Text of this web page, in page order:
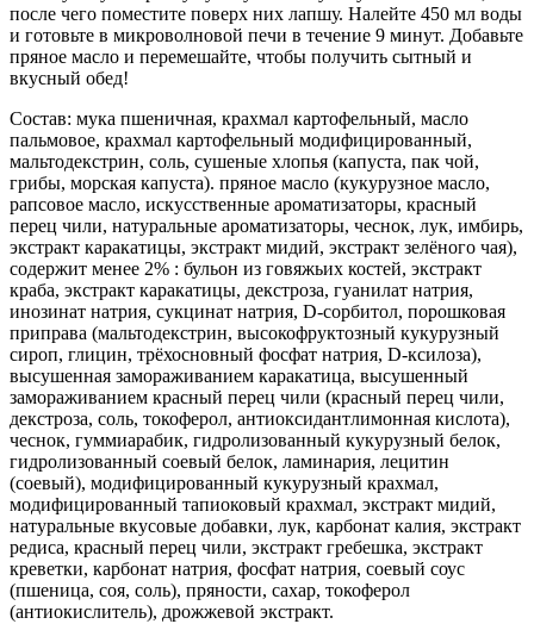
после чего поместите поверх них лапшу. Налейте 450 мл воды
и готовьте в микроволновой печи в течение 9 минут. Добавьте
пряное масло и перемешайте, чтобы получить сытный и
вкусный обед!
Состав: мука пшеничная, крахмал картофельный, масло
пальмовое, крахмал картофельный модифицированный,
мальтодекстрин, соль, сушеные хлопья (капуста, пак чой,
грибы, морская капуста). пряное масло (кукурузное масло,
рапсовое масло, искусственные ароматизаторы, красный
перец чили, натуральные ароматизаторы, чеснок, лук, имбирь,
экстракт каракатицы, экстракт мидий, экстракт зелёного чая),
содержит менее 2% : бульон из говяжьих костей, экстракт
краба, экстракт каракатицы, декстроза, гуанилат натрия,
инозинат натрия, сукцинат натрия, D-сорбитол, порошковая
приправа (мальтодекстрин, высокофруктозный кукурузный
сироп, глицин, трёхосновный фосфат натрия, D-ксилоза),
высушенная замораживанием каракатица, высушенный
замораживанием красный перец чили (красный перец чили,
декстроза, соль, токоферол, антиоксидантлимонная кислота),
чеснок, гуммиарабик, гидролизованный кукурузный белок,
гидролизованный соевый белок, ламинария, лецитин
(соевый), модифицированный кукурузный крахмал,
модифицированный тапиоковый крахмал, экстракт мидий,
натуральные вкусовые добавки, лук, карбонат калия, экстракт
редиса, красный перец чили, экстракт гребешка, экстракт
креветки, карбонат натрия, фосфат натрия, соевый соус
(пшеница, соя, соль), пряности, сахар, токоферол
(антиокислитель), дрожжевой экстракт.